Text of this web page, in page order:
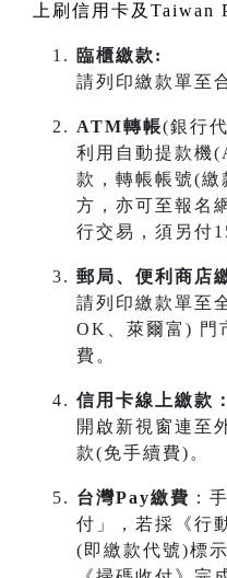
上刷信用卡及 Taiwan
臨櫃繳款:
請列印繳款單至
ATM轉帳(銀行
利用自動提款機
款，轉帳帳號(繳
方，亦可至報名
行交易，須另付
郵局、便利商店
請列印繳款單至
OK、萊爾富) 門
費。
信用卡線上繳款：
開啟新視窗連至
款(免手續費)。
台灣Pay繳費 ：
付」，若採《行
(即繳款代號)標